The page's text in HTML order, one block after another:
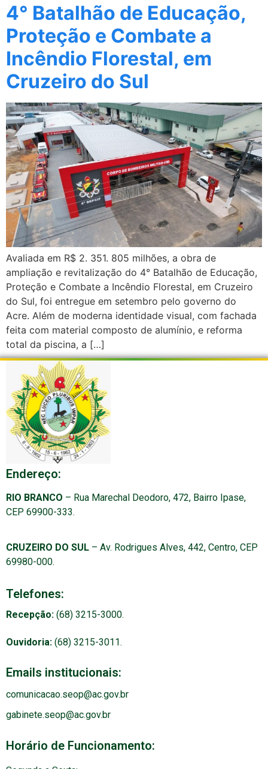
4° Batalhão de Educação,
Proteção e Combate a
Incêndio Florestal, em
Cruzeiro do Sul
Avaliada em R$ 2. 351. 805 milhões, a obra de
ampliação e revitalização do 4° Batalhão de Educação,
Proteção e Combate a Incêndio Florestal, em Cruzeiro
do Sul, foi entregue em setembro pelo governo do
Acre. Além de moderna identidade visual, com fachada
feita com material composto de alumínio, e reforma
total da piscina, a […]
Endereço:
RIO BRANCO – Rua Marechal Deodoro, 472, Bairro Ipase,
CEP 69900-333.
CRUZEIRO DO SUL – Av. Rodrigues Alves, 442, Centro, CEP
69980-000.
Telefones:
Recepção: (68) 3215-3000.
Ouvidoria: (68) 3215-3011.
Emails institucionais:
comunicacao.seop@ac.gov.br
gabinete.seop@ac.gov.br
Horário de Funcionamento: